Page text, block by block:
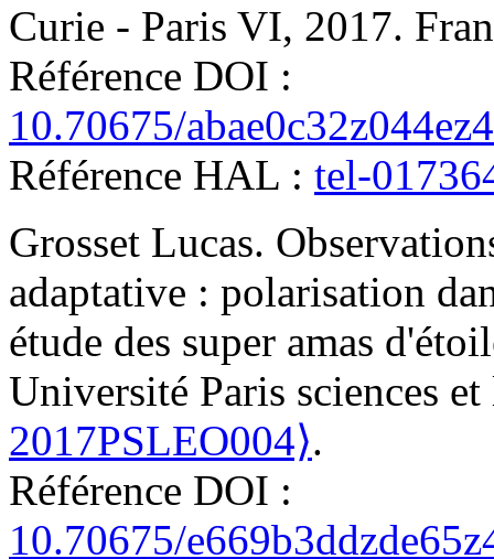
Curie - Paris VI, 2017.
Référence DOI :
10.70675/
Référence HAL : tel-
Grosset Lucas.
adaptative : polarisation
étude des super amas
Université Paris sciences
2017PSLEO004⟩.
Référence DOI :
10.70675/